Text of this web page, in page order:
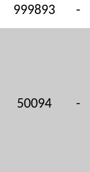
999893 -
50094 -